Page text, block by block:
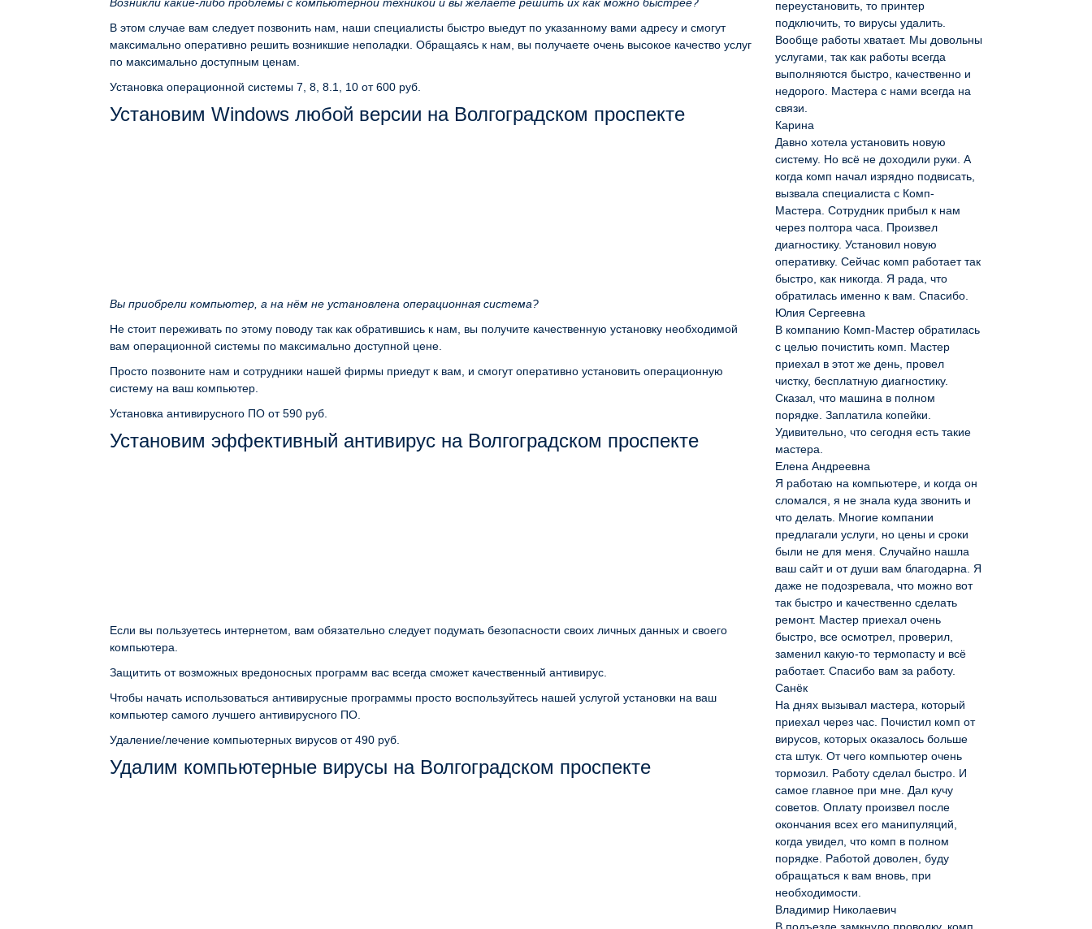
В этом случае вам следует позвонить нам, наши специалисты быстро выедут по указанному вами адресу и смогут
максимально оперативно решить возникшие неполадки. Обращаясь к нам, вы получаете очень высокое качество услуг
по максимально доступным ценам.
Установка операционной системы 7, 8, 8.1, 10 от 600 руб.
Установим Windows любой версии на Волгоградском проспекте
Вы приобрели компьютер, а на нём не установлена операционная система?
Не стоит переживать по этому поводу так как обратившись к нам, вы получите качественную установку необходимой
вам операционной системы по максимально доступной цене.
Просто позвоните нам и сотрудники нашей фирмы приедут к вам, и смогут оперативно установить операционную
систему на ваш компьютер.
Установка антивирусного ПО от 590 руб.
Установим эффективный антивирус на Волгоградском проспекте
Если вы пользуетесь интернетом, вам обязательно следует подумать безопасности своих личных данных и своего
компьютера.
Защитить от возможных вредоносных программ вас всегда сможет качественный антивирус.
Чтобы начать использоваться антивирусные программы просто воспользуйтесь нашей услугой установки на ваш
компьютер самого лучшего антивирусного ПО.
Удаление/лечение компьютерных вирусов от 490 руб.
Удалим компьютерные вирусы на Волгоградском проспекте
переустановить, то принтер
подключить, то вирусы удалить.
Вообще работы хватает. Мы довольны
услугами, так как работы всегда
выполняются быстро, качественно и
недорого. Мастера с нами всегда на
связи.
Карина
Давно хотела установить новую
систему. Но всё не доходили руки. А
когда комп начал изрядно подвисать,
вызвала специалиста с Комп-
Мастера. Сотрудник прибыл к нам
через полтора часа. Произвел
диагностику. Установил новую
оперативку. Сейчас комп работает так
быстро, как никогда. Я рада, что
обратилась именно к вам. Спасибо.
Юлия Сергеевна
В компанию Комп-Мастер обратилась
с целью почистить комп. Мастер
приехал в этот же день, провел
чистку, бесплатную диагностику.
Сказал, что машина в полном
порядке. Заплатила копейки.
Удивительно, что сегодня есть такие
мастера.
Елена Андреевна
Я работаю на компьютере, и когда он
сломался, я не знала куда звонить и
что делать. Многие компании
предлагали услуги, но цены и сроки
были не для меня. Случайно нашла
ваш сайт и от души вам благодарна. Я
даже не подозревала, что можно вот
так быстро и качественно сделать
ремонт. Мастер приехал очень
быстро, все осмотрел, проверил,
заменил какую-то термопасту и всё
работает. Спасибо вам за работу.
Санёк
На днях вызывал мастера, который
приехал через час. Почистил комп от
вирусов, которых оказалось больше
ста штук. От чего компьютер очень
тормозил. Работу сделал быстро. И
самое главное при мне. Дал кучу
советов. Оплату произвел после
окончания всех его манипуляций,
когда увидел, что комп в полном
порядке. Работой доволен, буду
обращаться к вам вновь, при
необходимости.
Владимир Николаевич